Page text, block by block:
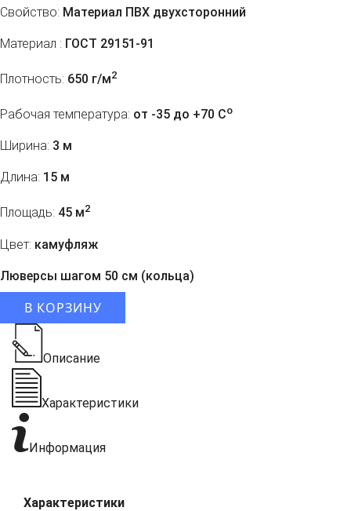
Свойство: Материал ПВХ двухсторонний
Материал : ГОСТ 29151-91
Плотность: 650 г/м2
Рабочая температура: от -35 до +70 Co
Ширина: 3 м
Длина: 15 м
Площадь: 45 м2
Цвет: камуфляж
Люверсы шагом 50 см (кольца)
В КОРЗИНУ
Описание
Характеристики
Информация
Характеристики